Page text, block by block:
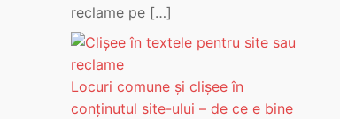
reclame pe […]
Locuri comune și clișee în
conținutul site-ului – de ce e bine